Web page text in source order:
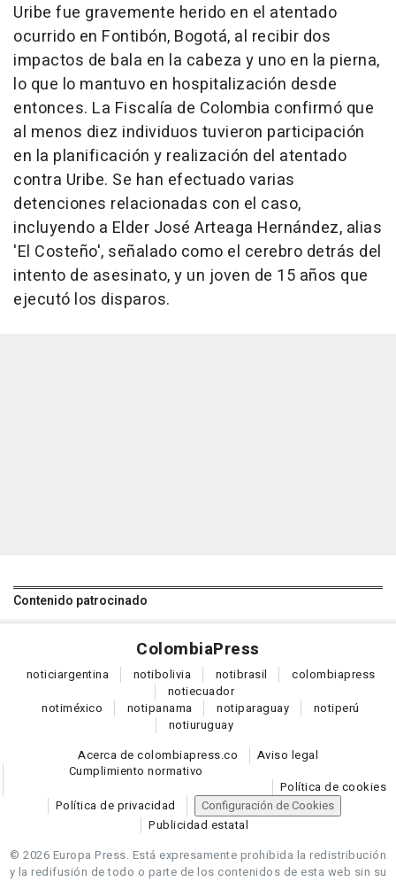
Uribe fue gravemente herido en el atentado
ocurrido en Fontibón, Bogotá, al recibir dos
impactos de bala en la cabeza y uno en la pierna,
lo que lo mantuvo en hospitalización desde
entonces. La Fiscalía de Colombia confirmó que
al menos diez individuos tuvieron participación
en la planificación y realización del atentado
contra Uribe. Se han efectuado varias
detenciones relacionadas con el caso,
incluyendo a Elder José Arteaga Hernández, alias
'El Costeño', señalado como el cerebro detrás del
intento de asesinato, y un joven de 15 años que
ejecutó los disparos.
Contenido patrocinado
ColombiaPress
noticiargentina notibolivia notibrasil colombiapress
notiecuador
notiméxico notipanama notiparaguay notiperú
notiuruguay
Acerca de colombiapress.co
Aviso legal
Cumplimiento normativo
Política de cookies
Política de privacidad
Configuración de Cookies
Publicidad estatal
© 2026 Europa Press. Está expresamente prohibida la redistribución
y la redifusión de todo o parte de los contenidos de esta web sin su